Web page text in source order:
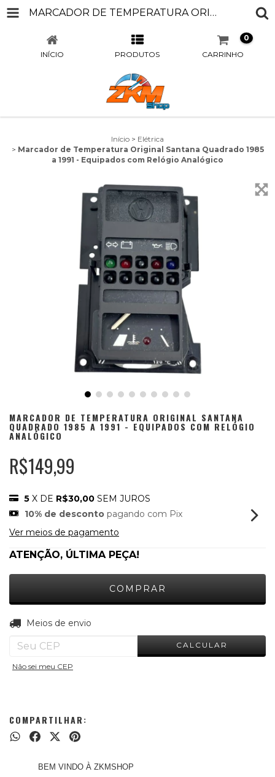
MARCADOR DE TEMPERATURA ORIGINAL SANTANA QUADRADO 1985 A 1991 - EQUIPADOS COM RELÓGIO ANALÓGICO
INÍCIO PRODUTOS CARRINHO
0
Início > Elétrica
> Marcador de Temperatura Original Santana Quadrado 1985
a 1991 - Equipados com Relógio Analógico
MARCADOR DE TEMPERATURA ORIGINAL SANTANA
QUADRADO 1985 A 1991 - EQUIPADOS COM RELÓGIO
ANALÓGICO
R$149,99
5 X DE R$30,00 SEM JUROS
10% de desconto pagando com Pix
Ver meios de pagamento
ATENÇÃO, ÚLTIMA PEÇA!
Entregas para o CEP:
Meios de envio
CALCULAR
Não sei meu CEP
COMPARTILHAR:
BEM VINDO À ZKMSHOP